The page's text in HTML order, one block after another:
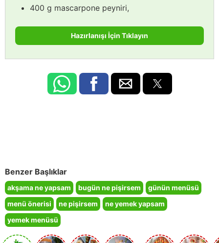
400 g mascarpone peyniri,
Hazırlanışı İçin Tıklayın
Benzer Başlıklar
akşama ne yapsam bugün ne pişirsem
günün menüsü
menü önerisi
ne pişirsem
ne yemek yapsam
yemek menüsü